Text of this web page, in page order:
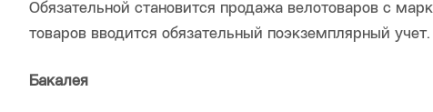
Обязательной становится продажа велотоваров с
товаров вводится обязательный поэкземплярный учет.
Бакалея